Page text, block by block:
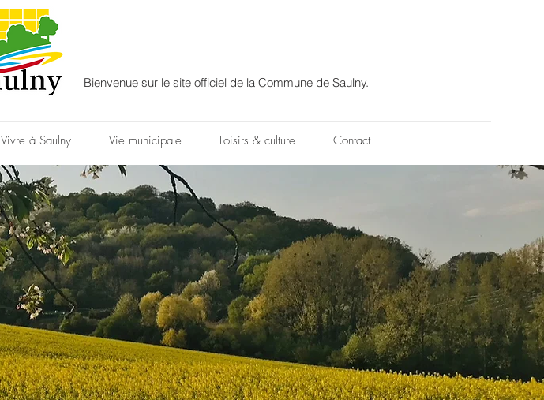
Bienvenue sur le site officiel de la Commune de Saulny.
Vivre à Saulny Vie municipale Loisirs & culture Contact